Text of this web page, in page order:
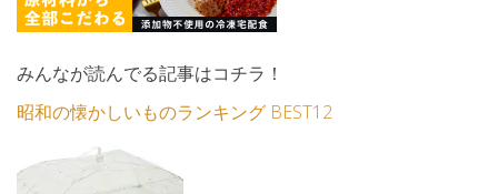
みんなが読んでる記事はコチラ！
昭和の懐かしいものランキング BEST12